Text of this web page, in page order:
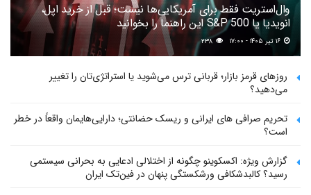
وال‌استریت فقط برای آمریکایی‌ها نیست؛ قبل از خرید اپل،
انویدیا یا S&P 500 این راهنما را بخوانید
۲۳۸
روزهای قرمز بازار؛ قربانی ترس می‌شوید یا استراتژی‌تان را تغییر
می‌دهید؟
تحریم صرافی های ایرانی و ریسک حضانتی؛ دارایی‌هایمان واقعاً در خطر
است؟
گزارش ویژه: اکسکوینو چگونه از اختلالی ادعایی به بحرانی سیستمی
رسید؟ کالبدشکافی ورشکستگی پنهان در فین‌تک ایران